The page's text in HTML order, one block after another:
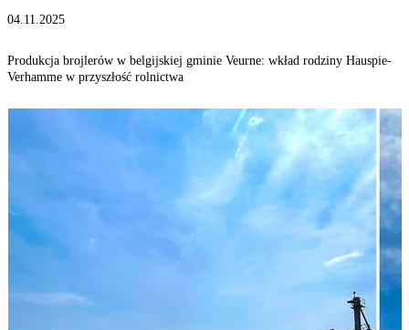
04.11.2025
Produkcja brojlerów w belgijskiej gminie Veurne: wkład rodziny Hauspie-
Verhamme w przyszłość rolnictwa